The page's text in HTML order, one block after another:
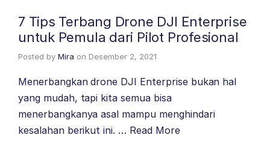
7 Tips Terbang Drone DJI Enterprise
untuk Pemula dari Pilot Profesional
Posted by Mira on Desember 2, 2021
Menerbangkan drone DJI Enterprise bukan hal
yang mudah, tapi kita semua bisa
menerbangkanya asal mampu menghindari
kesalahan berikut ini. … Read More